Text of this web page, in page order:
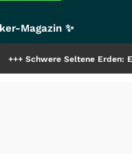
Magazin ✨
Seltene Erden: Entsteht hier